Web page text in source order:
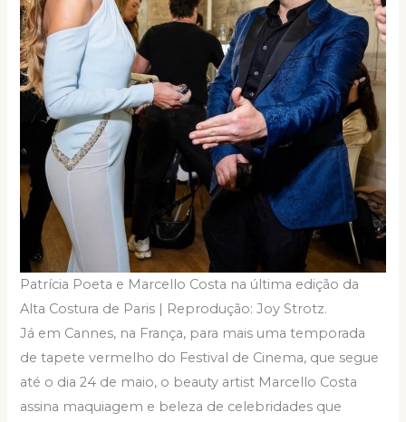
Patrícia Poeta e Marcello Costa na última edição da
Alta Costura de Paris | Reprodução: Joy Strotz.
Já em Cannes, na França, para mais uma temporada
de tapete vermelho do Festival de Cinema, que segue
até o dia 24 de maio, o beauty artist Marcello Costa
assina maquiagem e beleza de celebridades que